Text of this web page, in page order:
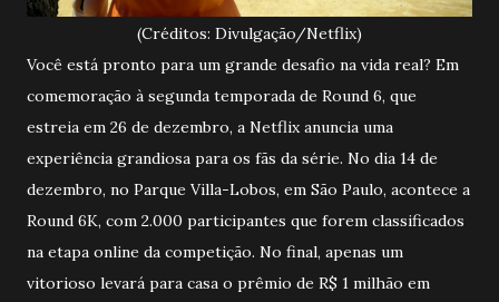
(Créditos: Divulgação/Netflix)
Você está pronto para um grande desafio na vida real? Em
comemoração à segunda temporada de Round 6, que
estreia em 26 de dezembro, a Netflix anuncia uma
experiência grandiosa para os fãs da série. No dia 14 de
dezembro, no Parque Villa-Lobos, em São Paulo, acontece a
Round 6K, com 2.000 participantes que forem classificados
na etapa online da competição. No final, apenas um
vitorioso levará para casa o prêmio de R$ 1 milhão em